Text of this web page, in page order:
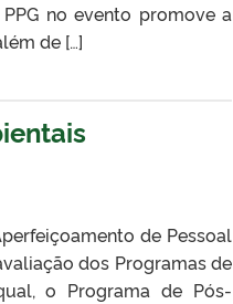
no evento promove a
de […]
de Pessoal
dos Programas de
o Programa de Pós-